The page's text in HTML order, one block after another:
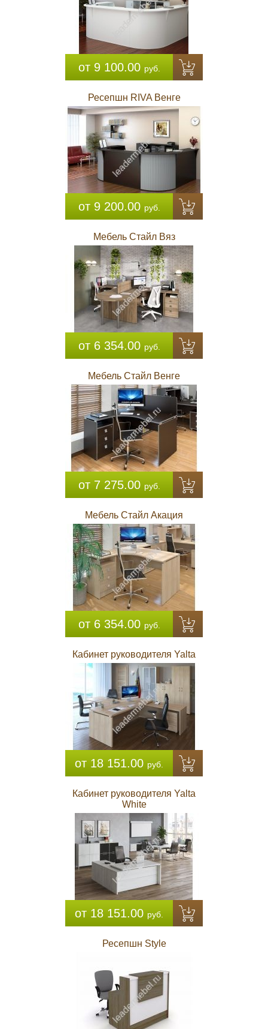
от 9 100.00 руб.
Ресепшн RIVA Венге
от 9 200.00 руб.
Мебель Стайл Вяз
от 6 354.00 руб.
Мебель Стайл Венге
от 7 275.00 руб.
Мебель Стайл Акация
от 6 354.00 руб.
Кабинет руководителя Yalta
от 18 151.00 руб.
Кабинет руководителя Yalta
White
от 18 151.00 руб.
Ресепшн Style